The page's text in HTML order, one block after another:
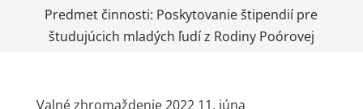
Predmet činnosti: Poskytovanie štipendií pre
študujúcich mladých ľudí z Rodiny Poórovej
Valné zhromaždenie 2022 11. júna